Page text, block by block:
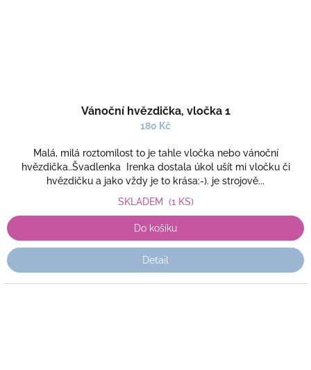
Vánoční hvězdička, vločka 1
180 Kč
Malá, milá roztomilost to je tahle vločka nebo vánoční
hvězdička..Švadlenka Irenka dostala úkol ušít mi vločku či
hvězdičku a jako vždy je to krása:-). je strojově...
SKLADEM (1 KS)
Do košíku
Detail